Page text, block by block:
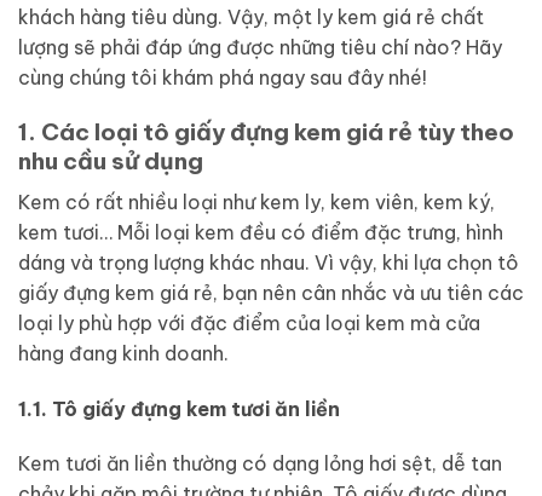
khách hàng tiêu dùng. Vậy, một ly kem giá rẻ chất
lượng sẽ phải đáp ứng được những tiêu chí nào? Hãy
cùng chúng tôi khám phá ngay sau đây nhé!
1. Các loại tô giấy đựng kem giá rẻ tùy theo
nhu cầu sử dụng
Kem có rất nhiều loại như kem ly, kem viên, kem ký,
kem tươi… Mỗi loại kem đều có điểm đặc trưng, hình
dáng và trọng lượng khác nhau. Vì vậy, khi lựa chọn tô
giấy đựng kem giá rẻ, bạn nên cân nhắc và ưu tiên các
loại ly phù hợp với đặc điểm của loại kem mà cửa
hàng đang kinh doanh.
1.1. Tô giấy đựng kem tươi ăn liền
Kem tươi ăn liền thường có dạng lỏng hơi sệt, dễ tan